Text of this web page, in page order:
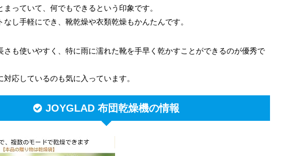
まっていて、何でもできるという印象です。
し手軽にでき、靴乾燥や衣類乾燥もかんたんです。
さも使いやすく、特に雨に濡れた靴を手早く乾かすことができるのが優秀で
応しているのも気に入っています。
JOYGLAD 布団乾燥機の情報